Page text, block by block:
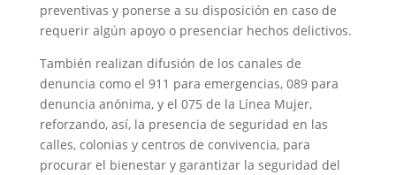
preventivas y ponerse a su disposición en caso de
requerir algún apoyo o presenciar hechos delictivos.
También realizan difusión de los canales de
denuncia como el 911 para emergencias, 089 para
denuncia anónima, y el 075 de la Línea Mujer,
reforzando, así, la presencia de seguridad en las
calles, colonias y centros de convivencia, para
procurar el bienestar y garantizar la seguridad del